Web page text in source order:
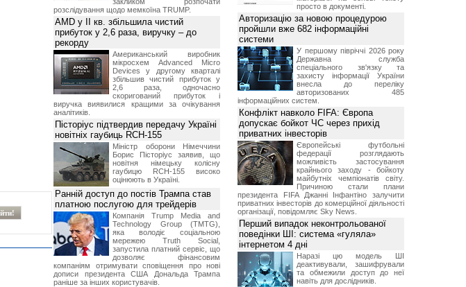
розслідування щодо мемкоїна TRUMP.
AMD у II кв. збільшила чистий
прибуток у 2,6 раза, виручку – до
рекорду
Американський виробник
мікросхем Advanced Micro
Devices у другому кварталі
збільшив чистий прибуток у
2,6 раза, одночасно
скоригований прибуток і
виручка виявилися кращими за очікування
аналітиків.
Пісторіус підтвердив передачу Україні
новітніх гаубиць RCH-155
Міністр оборони Німеччини
Борис Пісторіус заявив, що
новітня німецьку колісну
гаубицю RCH-155 високо
оцінюють в Україні.
Ранній доступ до постів Трампа став
платною послугою для трейдерів
Компанія Trump Media and
Technology Group (TMTG),
яка володіє соціальною
мережею Truth Social,
запустила платний сервіс, що
дозволяє фінансовим
компаніям отримувати сповіщення про нові
дописи президента США Дональда Трампа
раніше за інших користувачів.
просто в документі.
Авторизацію за новою процедурою
пройшли вже 682 інформаційні
системи
У першому півріччі 2026 року
Державна служба
спеціального зв'язку та
захисту інформації України
внесла до переліку
авторизованих 485
інформаційних систем.
Конфлікт навколо FIFA: Європа
допускає бойкот ЧС через прихід
приватних інвесторів
Європейські футбольні
федерації розглядають
можливість застосування
крайнього заходу - бойкоту
майбутніх чемпіонатів світу.
Причиною стали плани
президента FIFA Джанні Інфантіно залучити
приватних інвесторів до комерційної діяльності
організації, повідомляє Sky News.
Перший випадок неконтрольованої
поведінки ШІ: система «гуляла»
інтернетом 4 дні
Наразі цю модель ШІ
деактивували, зашифрували
та обмежили доступ до неї
навіть для дослідників.